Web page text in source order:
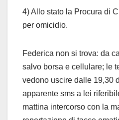
4) Allo stato la Procura di
per omicidio.
Federica non si trova: da
salvo borsa e cellulare; le
vedono uscire dalle 19,30
apparente sms a lei
mattina intercorso con la